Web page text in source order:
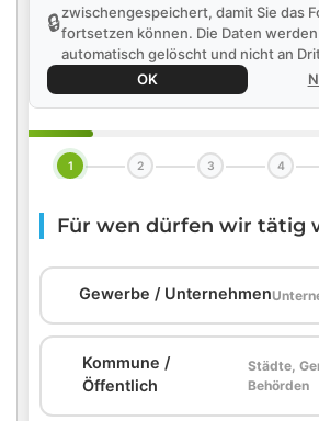
🔒zwischengespeichert, damit Sie das
fortsetzen können. Die Daten werden
automatisch gelöscht und nicht an
OK
1 2 3 4
Für wen dürfen wir tätig
Gewerbe / Unternehmen
Kommune /
Öffentlich
Städte,
Behörden